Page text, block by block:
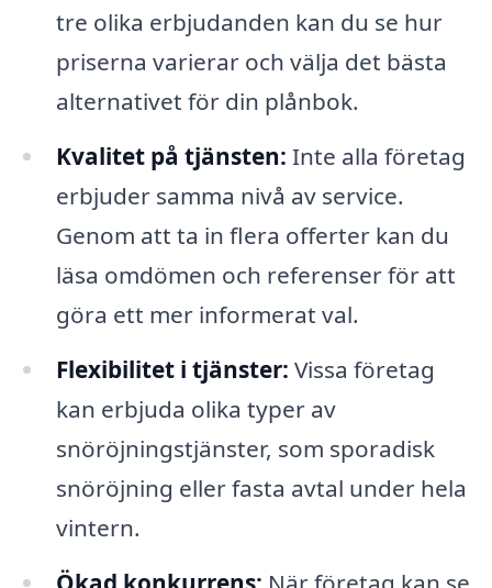
tre olika erbjudanden kan du se hur
priserna varierar och välja det bästa
alternativet för din plånbok.
Kvalitet på tjänsten: Inte alla företag
erbjuder samma nivå av service.
Genom att ta in flera offerter kan du
läsa omdömen och referenser för att
göra ett mer informerat val.
Flexibilitet i tjänster: Vissa företag
kan erbjuda olika typer av
snöröjningstjänster, som sporadisk
snöröjning eller fasta avtal under hela
vintern.